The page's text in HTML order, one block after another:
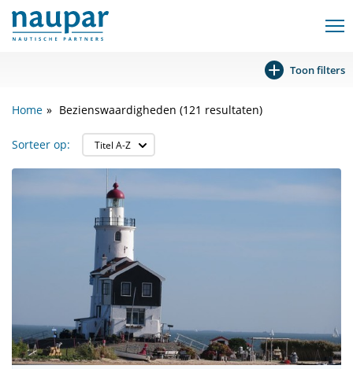
Toon filters
Home Bezienswaardigheden (121 resultaten)
Sorteer op: